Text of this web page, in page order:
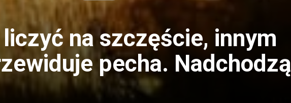
na szczęście, innym
pecha. Nadchodzą